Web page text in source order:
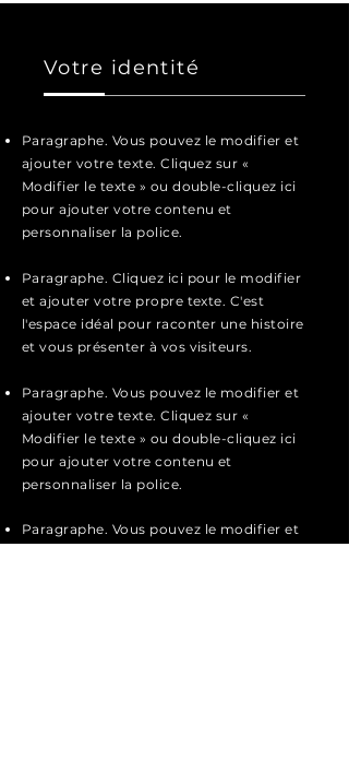
Votre identité
Paragraphe. Vous pouvez le modifier et
ajouter votre texte. Cliquez sur «
Modifier le texte » ou double-cliquez ici
pour ajouter votre contenu et
personnaliser la police.
Paragraphe. Cliquez ici pour le modifier
et ajouter votre propre texte. C'est
l'espace idéal pour raconter une histoire
et vous présenter à vos visiteurs.
Paragraphe. Vous pouvez le modifier et
ajouter votre texte. Cliquez sur «
Modifier le texte » ou double-cliquez ici
pour ajouter votre contenu et
personnaliser la police.
Paragraphe. Vous pouvez le modifier et